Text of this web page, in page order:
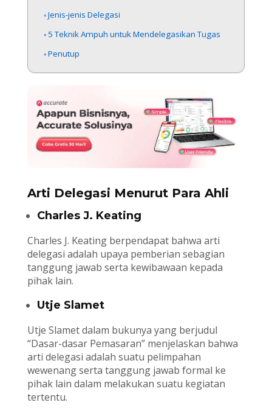
Jenis-jenis Delegasi
5 Teknik Ampuh untuk Mendelegasikan Tugas
Penutup
Arti Delegasi Menurut Para Ahli
Charles J. Keating
Charles J. Keating berpendapat bahwa arti
delegasi adalah upaya pemberian sebagian
tanggung jawab serta kewibawaan kepada
pihak lain.
Utje Slamet
Utje Slamet dalam bukunya yang berjudul
“Dasar-dasar Pemasaran” menjelaskan bahwa
arti delegasi adalah suatu pelimpahan
wewenang serta tanggung jawab formal ke
pihak lain dalam melakukan suatu kegiatan
tertentu.